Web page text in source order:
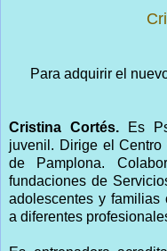
Para adquirir el
Cristina Cortés.Es
juvenil. Dirige el
de Pamplona.
fundaciones de
adolescentes y familias
a diferentes